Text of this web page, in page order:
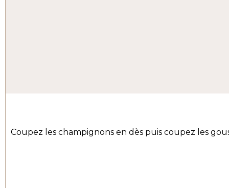
Coupez les champignons en dès puis coupez les